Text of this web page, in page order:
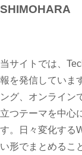
SHIMOHARA
当サイトでは、
報を発信していま
ング、オンライン
立つテーマを中心
す。日々変化する
い形でまとめるこ